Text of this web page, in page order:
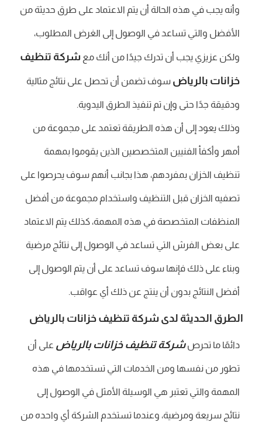
وأنه يجب في هذه الحالة أن يتم الاعتماد على طرق حديثة من
الأفضل والتي تساعد في الوصول إلى الغرض المطلوب،
ولكن عزيزي يجب أن تدرك جيدًا من أنك مع شركة تنظيف
خزانات بالرياض سوف تضمن أن تحصل على نتائج مثالية
ودقيقة جدًا حتى وإن تم تنفيذ الطرق اليدوية.
وذلك يعود إلى أن هذه الطريقة تعتمد على مجموعة من
أمهر وأكفأ الفنيين المتخصصين الذين يقوموا بمهمة
تنظيف الخزان بمفردهم، هذا بجانب أنهم سوف يحرصوا على
تصفيه الخزان قبل التنظيف واستخدام مجموعة من أفضل
المنظفات المتخصصة في هذه المهمة، كذلك يتم الاعتماد
على بعض الفرش التي تساعد في الوصول إلى نتائج مرضية
وبناء على ذلك فإنها سوف تساعد على أن يتم الوصول إلى
أفضل النتائج بدون أن ينتج عن ذلك أي عواقب.
الطرق الحديثة لدى شركة تنظيف خزانات بالرياض
دائمًا ما تحرصشركة تنظيف خزانات بالرياض على أن
تطور من نفسها ومن الخدمات التي تستخدمها في هذه
المهمة والتي تعتبر هي الوسيلة الأمثل في الوصول إلى
نتائج سريعة ومرضية، وعندما تستخدم الشركة أي واحده من